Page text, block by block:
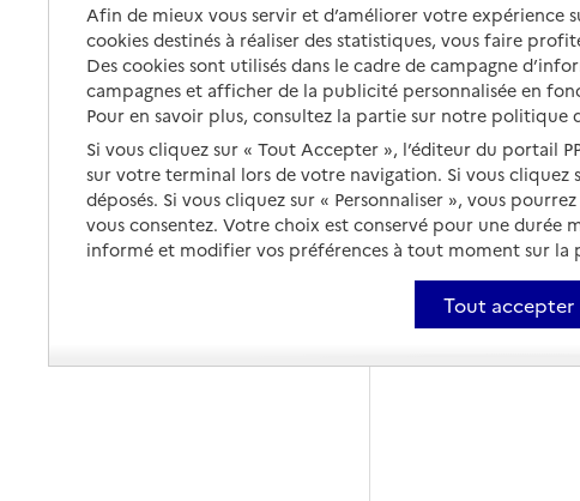
Afin de mieux vous servir et d’améliorer votre expérience
cookies destinés à réaliser des statistiques, vous faire
Des cookies sont utilisés dans le cadre de campagne
campagnes et afficher de la publicité personnalisée en
Pour en savoir plus, consultez la partie sur notre politique
Si vous cliquez sur « Tout Accepter », l’éditeur du portail
sur votre terminal lors de votre navigation. Si vous cliquez
déposés. Si vous cliquez sur « Personnaliser », vous
vous consentez. Votre choix est conservé pour une durée
informé et modifier vos préférences à tout moment sur la
Tout accepter